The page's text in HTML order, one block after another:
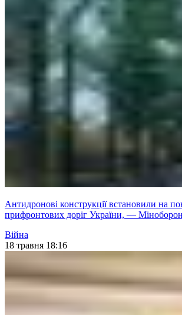
Антидронові конструкції встановили на
прифронтових доріг України, —
Війна
18 травня 18:16